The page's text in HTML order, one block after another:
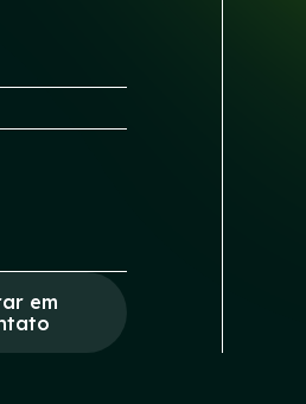
em